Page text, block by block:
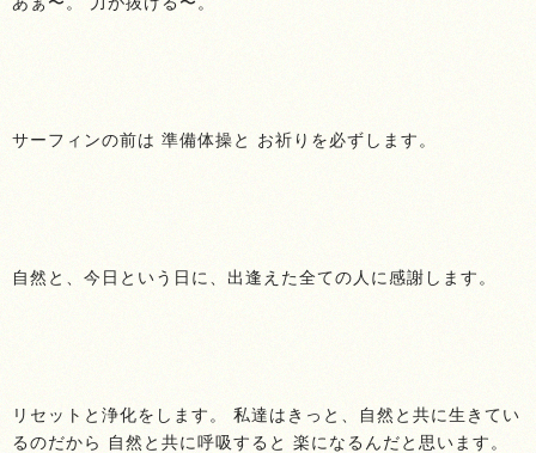
サーフィンの前は 準備体操と お祈りを必ずします。
自然と、今日という日に、出逢えた全ての人に感謝します。
リセットと浄化をします。 私達はきっと、自然と共に生きてい
るのだから 自然と共に呼吸すると 楽になるんだと思います。